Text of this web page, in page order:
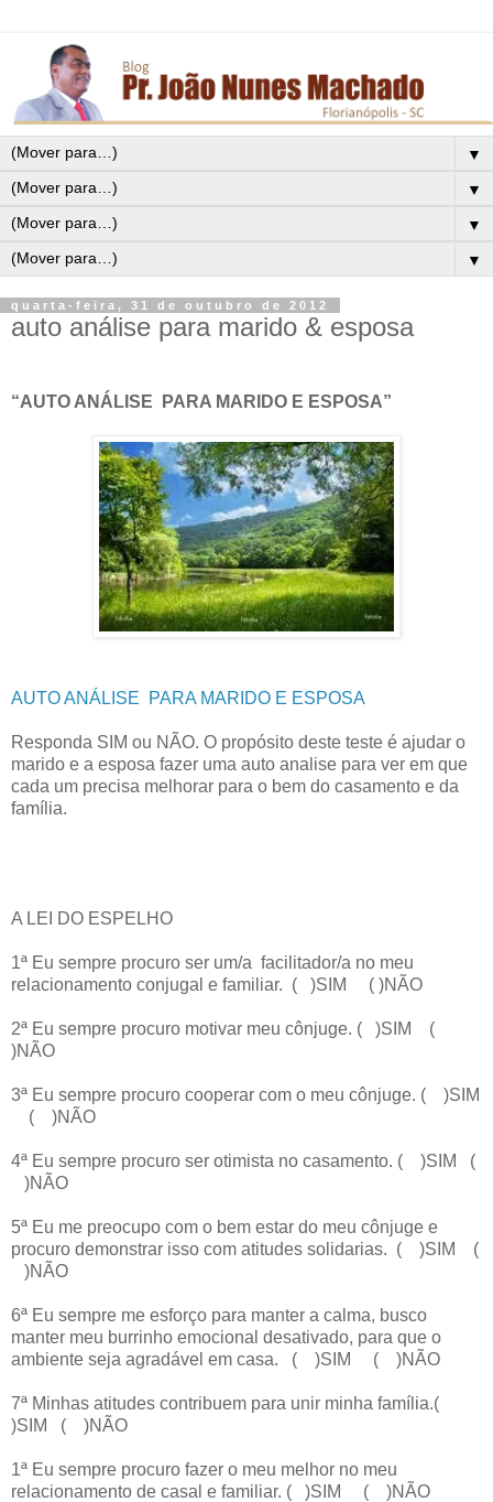
▼
▼
▼
▼
quarta-feira, 31 de outubro de 2012
auto análise para marido & esposa
“AUTO ANÁLISE PARA MARIDO E ESPOSA”
AUTO ANÁLISE PARA MARIDO E ESPOSA
Responda SIM ou NÃO. O propósito deste teste é ajudar o
marido e a esposa fazer uma auto analise para ver em que
cada um precisa melhorar para o bem do casamento e da
família.
A LEI DO ESPELHO
1ª Eu sempre procuro ser um/a facilitador/a no meu
relacionamento conjugal e familiar. ( )SIM ( )NÃO
2ª Eu sempre procuro motivar meu cônjuge. ( )SIM (
)NÃO
3ª Eu sempre procuro cooperar com o meu cônjuge. ( )SIM
( )NÃO
4ª Eu sempre procuro ser otimista no casamento. ( )SIM (
)NÃO
5ª Eu me preocupo com o bem estar do meu cônjuge e
procuro demonstrar isso com atitudes solidarias. ( )SIM (
)NÃO
6ª Eu sempre me esforço para manter a calma, busco
manter meu burrinho emocional desativado, para que o
ambiente seja agradável em casa. ( )SIM ( )NÃO
7ª Minhas atitudes contribuem para unir minha família.(
)SIM ( )NÃO
1ª Eu sempre procuro fazer o meu melhor no meu
relacionamento de casal e familiar. ( )SIM ( )NÃO